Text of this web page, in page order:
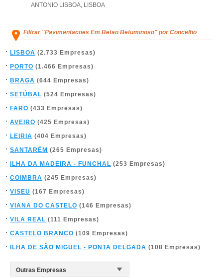
ANTONIO LISBOA, LISBOA
Filtrar "Pavimentacoes Em Betao Betuminoso" por Concelho
LISBOA (2.733 Empresas)
PORTO (1.466 Empresas)
BRAGA (644 Empresas)
SETÚBAL (524 Empresas)
FARO (433 Empresas)
AVEIRO (425 Empresas)
LEIRIA (404 Empresas)
SANTARÉM (265 Empresas)
ILHA DA MADEIRA - FUNCHAL (253 Empresas)
COIMBRA (245 Empresas)
VISEU (167 Empresas)
VIANA DO CASTELO (146 Empresas)
VILA REAL (111 Empresas)
CASTELO BRANCO (109 Empresas)
ILHA DE SÃO MIGUEL - PONTA DELGADA (108 Empresas)